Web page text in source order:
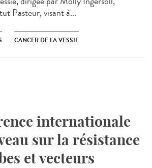
Pasteur, visant à...
CANCER DE LA VESSIE
internationale
sur la résistance
et vecteurs